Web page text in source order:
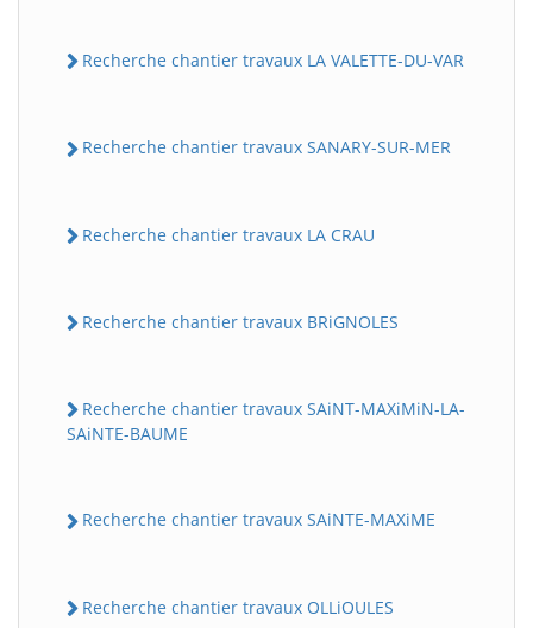
Recherche chantier travaux LA VALETTE-DU-VAR
Recherche chantier travaux SANARY-SUR-MER
Recherche chantier travaux LA CRAU
Recherche chantier travaux BRiGNOLES
Recherche chantier travaux SAiNT-MAXiMiN-LA-
SAiNTE-BAUME
Recherche chantier travaux SAiNTE-MAXiME
Recherche chantier travaux OLLiOULES